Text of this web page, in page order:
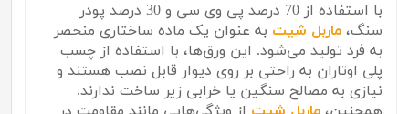
با استفاده از 70 درصد پی وی سی و 30 درصد پودر
سنگ، ماربل شیت به عنوان یک ماده ساختاری منحصر
به فرد تولید می‌شود. این ورق‌ها، با استفاده از چسب
پلی اوتاران به راحتی بر روی دیوار قابل نصب هستند و
نیازی به مصالح سنگین یا خرابی زیر ساخت ندارند.